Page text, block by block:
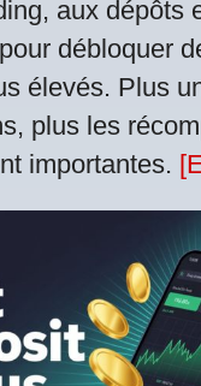
aux dépôts
débloquer
élevés. Plus
plus les
importantes.